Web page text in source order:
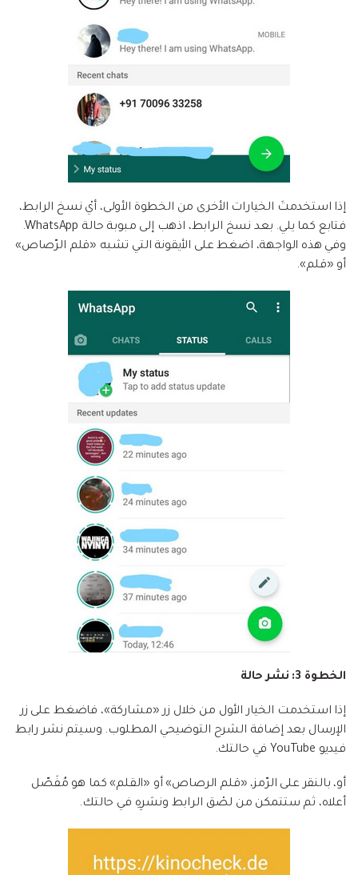
إذا استخدمتَ الخيارات الأخرى من الخطوة الأولى، أيْ نسخ الرابط،
فتابع كما يلي. بعد نسخ الرابط، اذهب إلى مبوبة حالة WhatsApp.
وفي هذه الواجهة، اضغط على الأيقونة التي تشبه «قلم الرّصاص»
أو «قلم».
الخطوة 3: نشر حالة
إذا استخدمت الخيار الأول من خلال زر «مشاركة»، فاضغط على زر
الإرسال بعد إضافة الشرح التوضيحي المطلوب. وسيتم نشر رابط
فيديو YouTube في حالتك.
أو، بالنقر على الرّمز، «قلم الرصاص» أو «القلم» كما هو مُفَصّل
أعلاه، ثم ستتمكن من لصْق الرابط ونشرِهِ في حالتك.